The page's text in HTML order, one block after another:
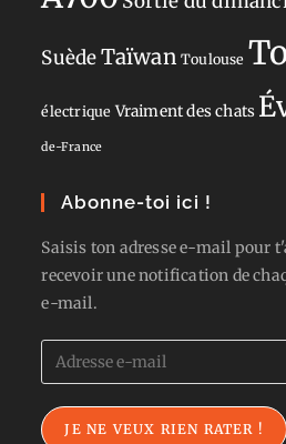
SuèdeTaïwan Toulouse
électrique Vraiment des chats
de-France
Abonne-toi ici !
Saisis ton adresse e-mail pour
recevoir une notification de
e-mail.
Adresse
e-
mail
JE NE VEUX RIEN RATER !